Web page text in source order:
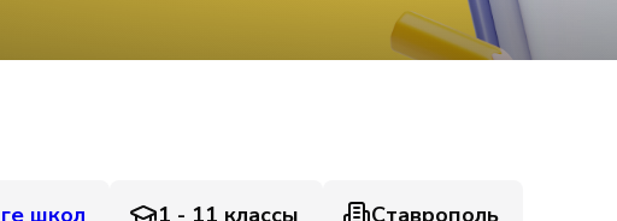
школ 1 - 11 классы Ставрополь